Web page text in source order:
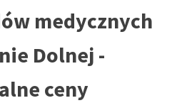
medycznych
Dolnej -
ceny